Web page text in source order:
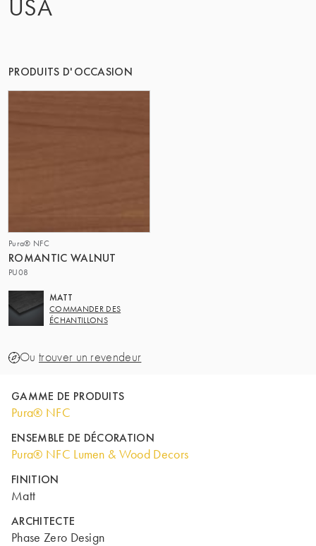
USA
PRODUITS D'OCCASION
Pura® NFC
ROMANTIC WALNUT
PU08
MATT
COMMANDER DES
ÉCHANTILLONS
Ou trouver un revendeur
GAMME DE PRODUITS
Pura® NFC
ENSEMBLE DE DÉCORATION
Pura® NFC Lumen & Wood Decors
FINITION
Matt
ARCHITECTE
Phase Zero Design